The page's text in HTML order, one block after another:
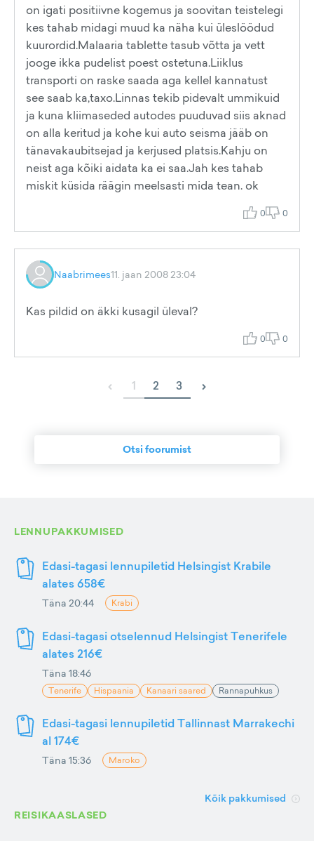
on igati positiivne kogemus ja soovitan teistelegi
kes tahab midagi muud ka näha kui üleslöödud
kuurordid.Malaaria tablette tasub võtta ja vett
jooge ikka pudelist poest ostetuna.Liiklus
transporti on raske saada aga kellel kannatust
see saab ka,taxo.Linnas tekib pidevalt ummikuid
ja kuna kliimaseded autodes puuduvad siis aknad
on alla keritud ja kohe kui auto seisma jääb on
tänavakaubitsejad ja kerjused platsis.Kahju on
neist aga kõiki aidata ka ei saa.Jah kes tahab
miskit küsida räägin meelsasti mida tean. ok
0 0
Naabrimees11. jaan 2008 23:04
Kas pildid on äkki kusagil üleval?
0 0
‹ 1 2 3 ›
Otsi foorumist
LENNUPAKKUMISED
Edasi-tagasi lennupiletid Helsingist Krabile
alates 658€
Täna 20:44 Krabi
Edasi-tagasi otselennud Helsingist Tenerifele
alates 216€
Täna 18:46
Tenerife Hispaania Kanaari saared Rannapuhkus
Edasi-tagasi lennupiletid Tallinnast Marrakechi
al 174€
Täna 15:36 Maroko
Kõik pakkumised
REISIKAASLASED